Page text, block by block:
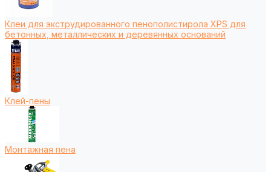
Клеи для экструдированного пенополистирола XPS для
бетонных, металлических и деревянных оснований
Клей-пены
Монтажная пена